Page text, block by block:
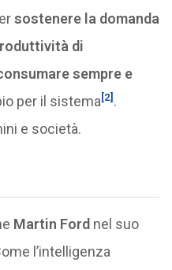
sostenere la domanda
di
sempre e
per il sistema[2] .
e società.
Martin Ford nel suo
l’intelligenza